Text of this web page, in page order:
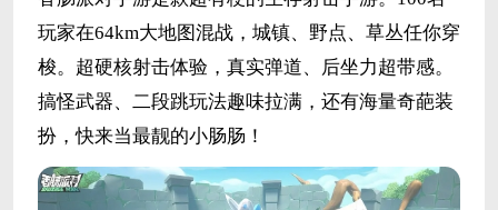
玩家在64km大地图混战，城镇、野点、草丛任你穿
梭。超硬核射击体验，真实弹道、后坐力超带感。
搞怪武器、二段跳玩法趣味拉满，还有海量奇葩装
扮，快来当最靓的小肠肠！